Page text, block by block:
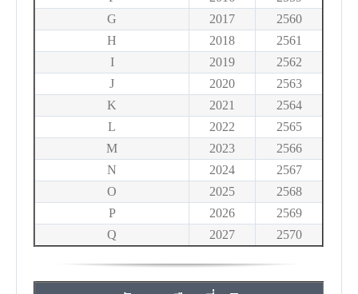
G
2017
2560
H
2018
2561
I
2019
2562
J
2020
2563
K
2021
2564
L
2022
2565
M
2023
2566
N
2024
2567
O
2025
2568
P
2026
2569
Q
2027 2570